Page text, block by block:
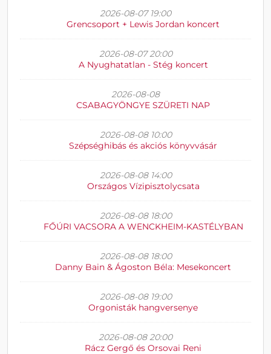
2026-08-07 19:00
Grencsoport + Lewis Jordan koncert
2026-08-07 20:00
A Nyughatatlan - Stég koncert
2026-08-08
CSABAGYÖNGYE SZÜRETI NAP
2026-08-08 10:00
Szépséghibás és akciós könyvvásár
2026-08-08 14:00
Országos Vízipisztolycsata
2026-08-08 18:00
FŐÚRI VACSORA A WENCKHEIM-KASTÉLYBAN
2026-08-08 18:00
Danny Bain & Ágoston Béla: Mesekoncert
2026-08-08 19:00
Orgonisták hangversenye
2026-08-08 20:00
Rácz Gergő és Orsovai Reni